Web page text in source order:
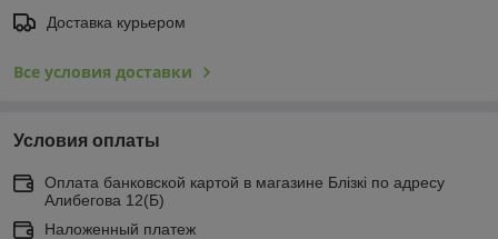
Доставка курьером
Все условия доставки
Условия оплаты
Оплата банковской картой в магазине Блiзкi по адресу
Алибегова 12(Б)
Наложенный платеж